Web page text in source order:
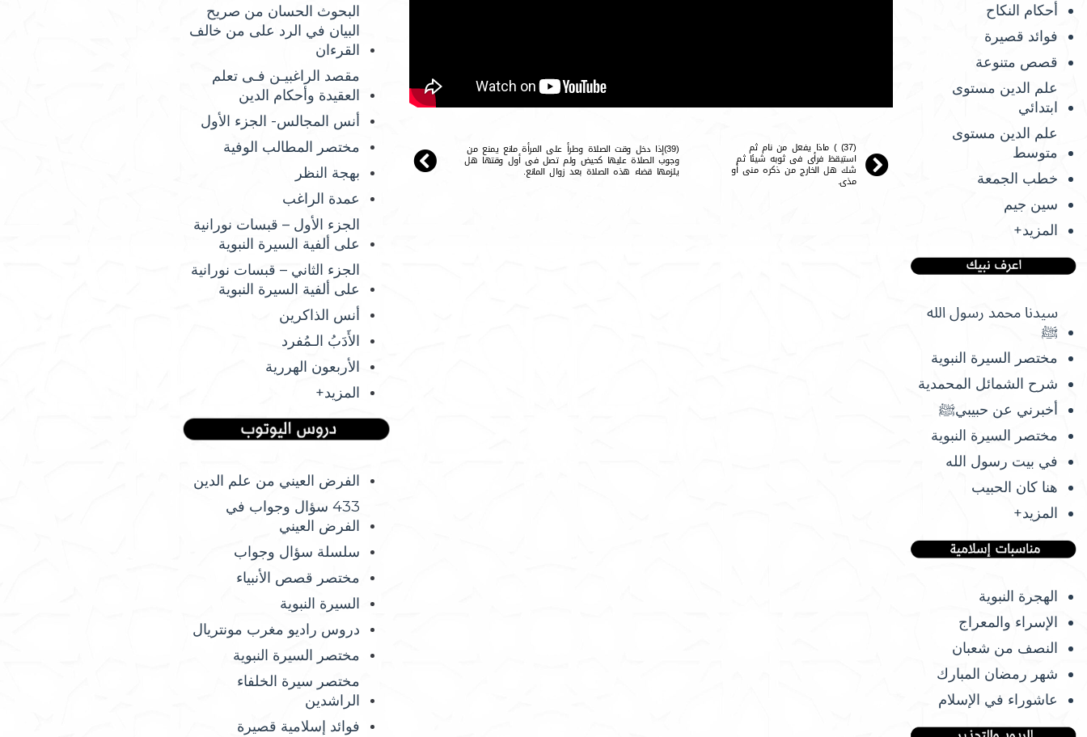
أحكام النكاح
فوائد قصيرة
قصص متنوعة
علم الدين مستوى
ابتدائي
علم الدين مستوى
متوسط
خطب الجمعة
سين جيم
المزيد+
سيدنا محمد رسول الله
ﷺ
مختصر السيرة النبوية
شرح الشمائل المحمدية
أخبرني عن حبيبيﷺ
مختصر السيرة النبوية
في بيت رسول الله
هنا كان الحبيب
المزيد+
الهجرة النبوية
الإسراء والمعراج
النصف من شعبان
شهر رمضان المبارك
عاشوراء في الإسلام
(37) ) ماذا يفعل من نام ثم
استيقظ فرأى فى ثوبه شيئا ثم
شك هل الخارج من ذكره منى أو
مذى.
(39)إذا دخل وقت الصلاة وطرأ على المرأة مانع يمنع من
وجوب الصلاة عليها كحيض ولم تصل فى أول وقتها هل
يلزمها قضاء هذه الصلاة بعد زوال المانع.
البحوث الحسان من صريح
البيان في الرد على من خالف
القرءان
مقصد الراغبيـن فـى تعلم
العقيدة وأحكام الدين
أنس المجالس- الجزء الأول
مختصر المطالب الوفية
بهجة النظر
عمدة الراغب
الجزء الأول – قبسات نورانية
على ألفية السيرة النبوية
الجزء الثاني – قبسات نورانية
على ألفية السيرة النبوية
أنس الذاكرين
الأَدَبُ الـمُفرد
الأربعون الهررية
المزيد+
الفرض العيني من علم الدين
433 سؤال وجواب في
الفرض العيني
سلسلة سؤال وجواب
مختصر قصص الأنبياء
السيرة النبوية
دروس راديو مغرب مونتريال
مختصر السيرة النبوية
مختصر سيرة الخلفاء
الراشدين
فوائد إسلامية قصيرة